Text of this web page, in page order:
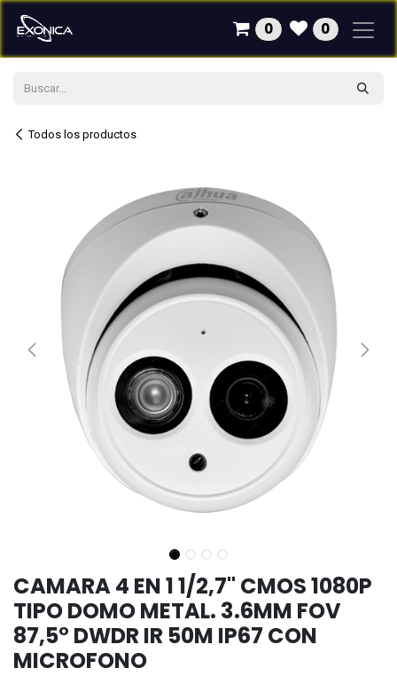
Ir al contenido
0 0
Todos los productos
CAMARA 4 EN 1 1/2,7" CMOS 1080P
TIPO DOMO METAL. 3.6MM FOV
87,5° DWDR IR 50M IP67 CON
MICROFONO